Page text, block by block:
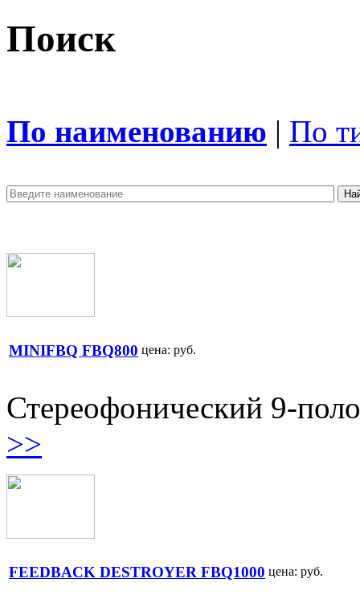
Поиск
По наименованию | По
MINIFBQ FBQ800 цена: руб.
Стереофонический 9-
>>
FEEDBACK DESTROYER FBQ1000 цена: руб.